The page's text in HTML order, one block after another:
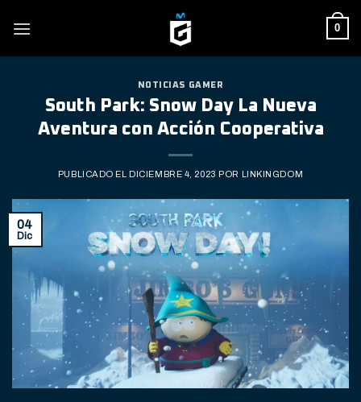
0
NOTICIAS GAMER
South Park: Snow Day La Nueva
Aventura con Acción Cooperativa
PUBLICADO EL DICIEMBRE 4, 2023 POR LINKINGDOM
04
Dic